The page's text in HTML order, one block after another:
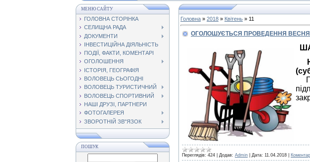
МЕНЮ САЙТУ
ГОЛОВНА СТОРІНКА
СЕЛИЩНА РАДА
ДОКУМЕНТИ
ІНВЕСТИЦІЙНА ДІЯЛЬНІСТЬ
ПОДІЇ, ФАКТИ, КОМЕНТАРІ
ОГОЛОШЕННЯ
ІСТОРІЯ, ГЕОГРАФІЯ
ВОЛОВЕЦЬ СЬОГОДНІ
ВОЛОВЕЦЬ ТУРИСТИЧНИЙ
ВОЛОВЕЦЬ СПОРТИВНИЙ
НАШІ ДРУЗІ, ПАРТНЕРИ
ФОТОГАЛЕРЕЯ
ЗВОРОТНІЙ ЗВ"ЯЗОК
ПОШУК
Головна » 2018 » Квітень » 11
ОГОЛОШУЄТЬСЯ ПРОВЕДЕННЯ
Переглядів: 424 Додав: Admin Дата: 11.04.2018